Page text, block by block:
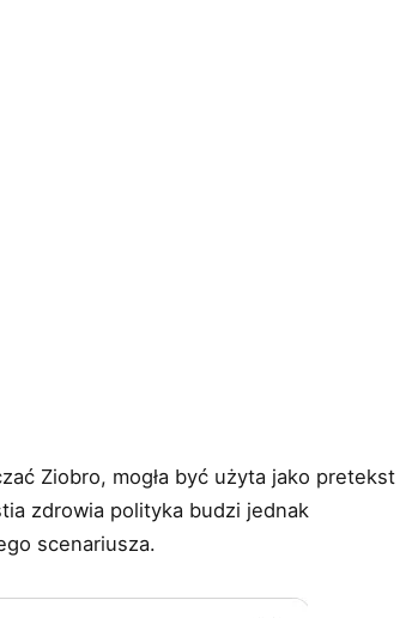
Ziobro, mogła być użyta jako pretekst
zdrowia polityka budzi jednak
scenariusza.